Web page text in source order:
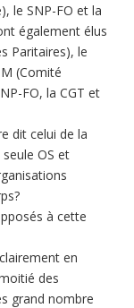
le SNP-FO et la
également élus
Paritaires), le
(Comité
FO, la CGT et
dit celui de la
seule OS et
à cette
en
des
grand nombre